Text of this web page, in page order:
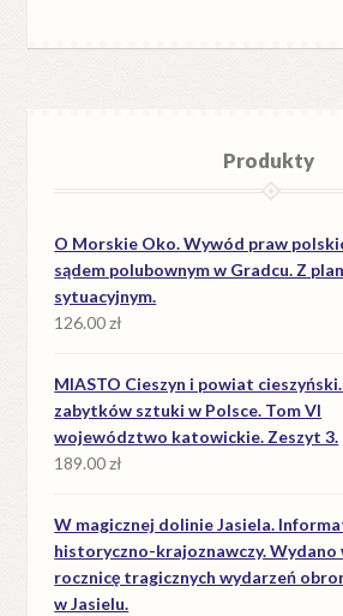
Produkty
O Morskie Oko. Wywód praw
sądem polubownym w Gradcu. Z
sytuacyjnym.
126.00zł
MIASTO Cieszyn i powiat
zabytków sztuki w Polsce. Tom VI
województwo katowickie. Zeszyt 3.
189.00zł
W magicznej dolinie Jasiela.
historyczno-krajoznawczy. Wydano
rocznicę tragicznych wydarzeń
w Jasielu.